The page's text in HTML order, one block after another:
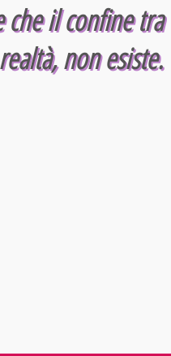
il confine tra
non esiste.